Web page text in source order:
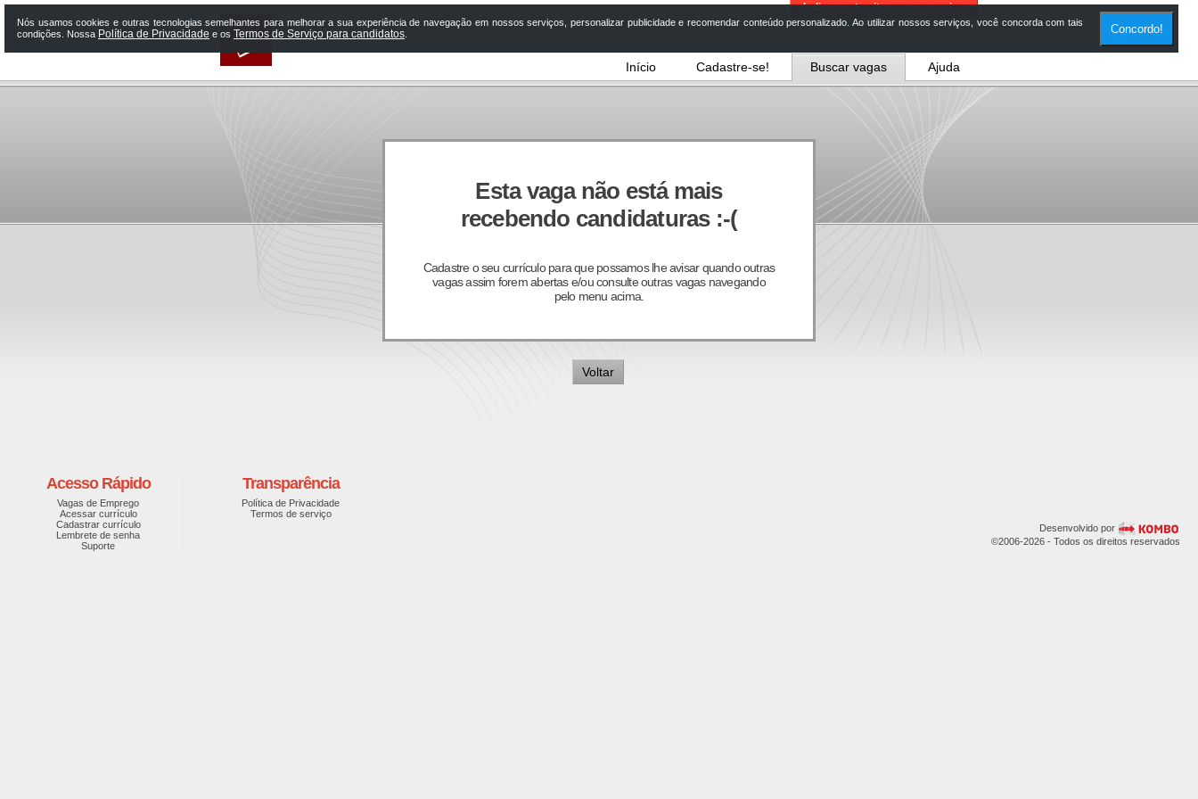
Indique este site para um amigo
Início Cadastre-se! Buscar vagas Ajuda
Esta vaga não está mais
recebendo candidaturas :-(
Cadastre o seu currículo para que possamos lhe avisar quando outras
vagas assim forem abertas e/ou consulte outras vagas navegando
pelo menu acima.
Voltar
Acesso Rápido
Vagas de Emprego
Acessar currículo
Cadastrar currículo
Lembrete de senha
Suporte
Transparência
Política de Privacidade
Termos de serviço
Desenvolvido por
©2006-2026 - Todos os direitos reservados
Nós usamos cookies e outras tecnologias semelhantes para melhorar a sua experiência de navegação em nossos serviços, personalizar publicidade e recomendar conteúdo personalizado. Ao utilizar nossos serviços, você concorda com tais
condições. Nossa Política de Privacidade e os Termos de Serviço para candidatos Concordo!